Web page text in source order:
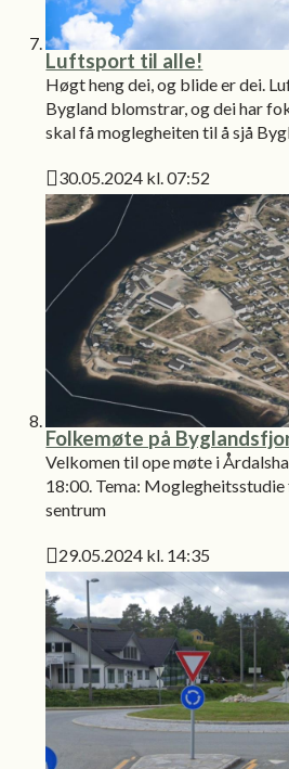
Luftsport til alle!
Høgt heng dei, og blide er dei.
Bygland blomstrar, og dei har
skal få moglegheiten til å sjå
Publisert
30.05.2024 kl. 07:52
Folkemøte på
Velkomen til ope møte i
18:00. Tema:
sentrum
Publisert
29.05.2024 kl. 14:35